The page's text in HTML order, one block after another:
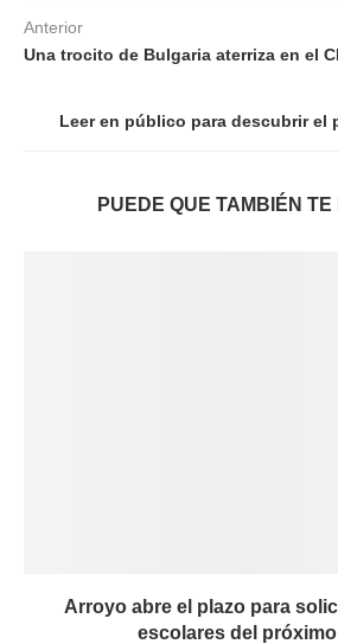
Anterior
Una trocito de Bulgaria aterriza en el
Leer en público para descubrir el
PUEDE QUE TAMBIÉN TE
Arroyo abre el plazo para
escolares del